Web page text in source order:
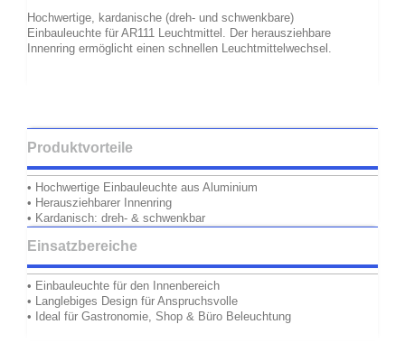
Hochwertige, kardanische (dreh- und schwenkbare)
Einbauleuchte für AR111 Leuchtmittel. Der herausziehbare
Innenring ermöglicht einen schnellen Leuchtmittelwechsel.
Produktvorteile
• Hochwertige Einbauleuchte aus Aluminium
• Herausziehbarer Innenring
• Kardanisch: dreh- & schwenkbar
Einsatzbereiche
• Einbauleuchte für den Innenbereich
• Langlebiges Design für Anspruchsvolle
• Ideal für Gastronomie, Shop & Büro Beleuchtung